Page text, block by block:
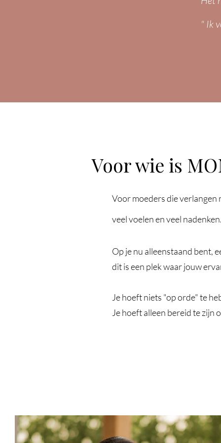
" Ik
Voor wie is
Voor moeders die verlangen
veel voelen en veel
Op je nu alleenstaand bent,
dit is een plek waar jouw
Je hoeft niets "op orde" te
Je hoeft alleen bereid te zijn